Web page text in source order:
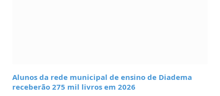
Alunos da rede municipal de ensino de Diadema
receberão 275 mil livros em 2026